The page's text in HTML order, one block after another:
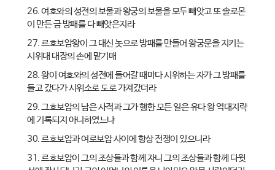
26. 여호와의 성전의 보물과 왕궁의 보물을 모두 빼앗고 또 솔로몬
이 만든 금 방패를 다 빼앗은지라
27. 르호보암왕이 그 대신 놋으로 방패를 만들어 왕궁문을 지키는
시위대 대장의 손에 맡기매
28. 왕이 여호와의 성전에 들어갈 때마다 시위하는 자가 그 방패를
들고 갔다가 시위소로 도로 가져갔더라
29. 그호보암의 남은 사적과 그가 행한 모든 일은 유다 왕 역대지략
에 기록되지 아니하였느냐
30. 르호보암과 여로보암 사이에 항상 전쟁이 있으니라
31. 르호보암이 그의 조상들과 함께 자니 그의 조상들과 함께 다윗